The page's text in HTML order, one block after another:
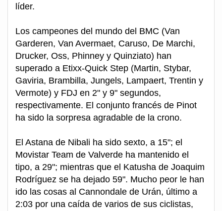
líder.
Los campeones del mundo del BMC (Van
Garderen, Van Avermaet, Caruso, De Marchi,
Drucker, Oss, Phinney y Quinziato) han
superado a Etixx-Quick Step (Martin, Stybar,
Gaviria, Brambilla, Jungels, Lampaert, Trentin y
Vermote) y FDJ en 2" y 9" segundos,
respectivamente. El conjunto francés de Pinot
ha sido la sorpresa agradable de la crono.
El Astana de Nibali ha sido sexto, a 15"; el
Movistar Team de Valverde ha mantenido el
tipo, a 29"; mientras que el Katusha de Joaquim
Rodríguez se ha dejado 59". Mucho peor le han
ido las cosas al Cannondale de Urán, último a
2:03 por una caída de varios de sus ciclistas,